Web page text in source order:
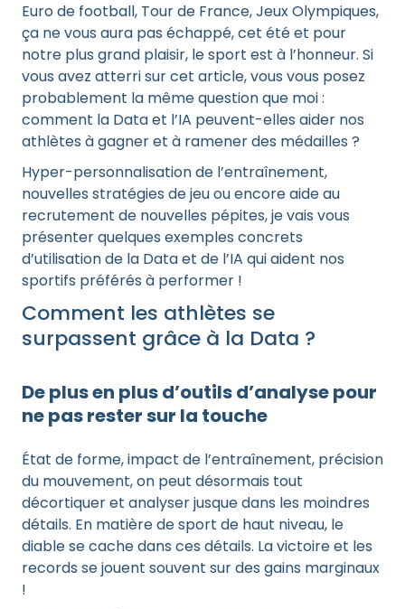
Euro de football, Tour de France, Jeux Olympiques,
ça ne vous aura pas échappé, cet été et pour
notre plus grand plaisir, le sport est à l’honneur. Si
vous avez atterri sur cet article, vous vous posez
probablement la même question que moi :
comment la Data et l’IA peuvent-elles aider nos
athlètes à gagner et à ramener des médailles ?
Hyper-personnalisation de l’entraînement,
nouvelles stratégies de jeu ou encore aide au
recrutement de nouvelles pépites, je vais vous
présenter quelques exemples concrets
d’utilisation de la Data et de l’IA qui aident nos
sportifs préférés à performer !
Comment les athlètes se
surpassent grâce à la Data ?
De plus en plus d’outils d’analyse pour
ne pas rester sur la touche
État de forme, impact de l’entraînement, précision
du mouvement, on peut désormais tout
décortiquer et analyser jusque dans les moindres
détails. En matière de sport de haut niveau, le
diable se cache dans ces détails. La victoire et les
records se jouent souvent sur des gains marginaux
!